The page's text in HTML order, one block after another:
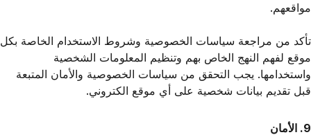
مواقعهم.
تأكد من مراجعة سياسات الخصوصية وشروط الاستخدام الخاصة بكل
موقع لفهم النهج الخاص بهم وتنظيم المعلومات الشخصية
واستخدامها. يجب التحقق من سياسات الخصوصية والأمان المتبعة
قبل تقديم بيانات شخصية على أي موقع الكتروني.
9. الأمان